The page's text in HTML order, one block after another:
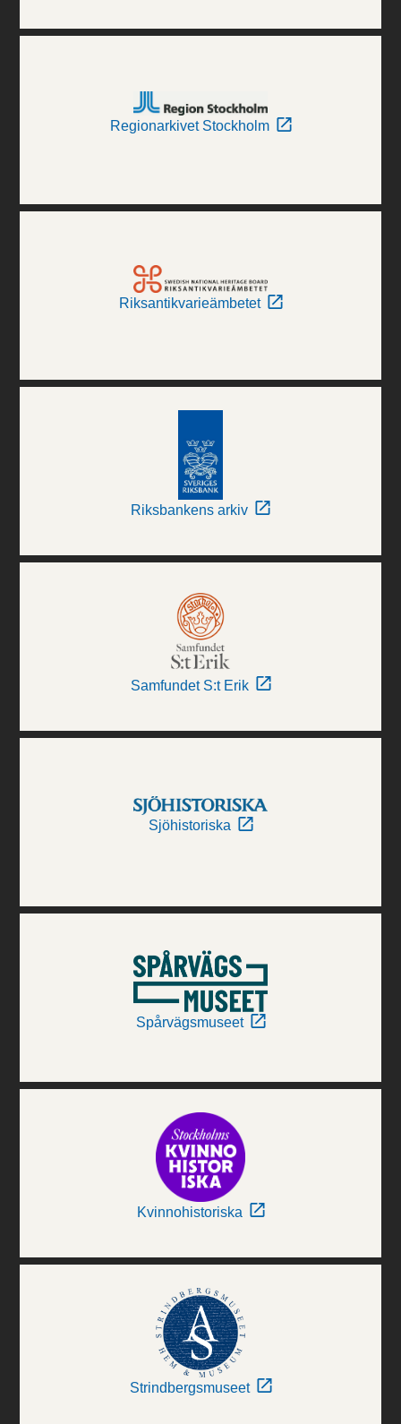
Regionarkivet Stockholm
Riksantikvarieämbetet
Riksbankens arkiv
Samfundet S:t Erik
Sjöhistoriska
Spårvägsmuseet
Kvinnohistoriska
Strindbergsmuseet